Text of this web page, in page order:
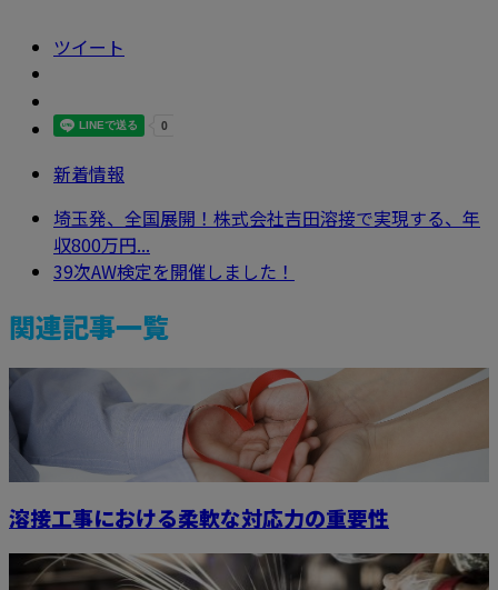
ツイート
新着情報
埼玉発、全国展開！株式会社吉田溶接で実現する、年
収800万円...
39次AW検定を開催しました！
関連記事一覧
溶接工事における柔軟な対応力の重要性